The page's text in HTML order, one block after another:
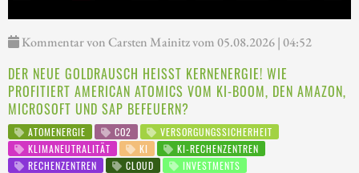
Kommentar von Carsten Mainitz vom 05.08.2026 | 04:52
DER NEUE GOLDRAUSCH HEISST KERNENERGIE! WIE P
ROFITIERT AMERICAN ATOMICS VOM KI-BOOM, DEN AMAZON, M
ICROSOFT UND SAP BEFEUERN?
ATOMENERGIE CO2
VERSORGUNGSSICHERHEIT
KLIMANEUTRALITÄT
KI
KI-RECHENZENTREN
RECHENZENTREN
CLOUD INVESTMENTS